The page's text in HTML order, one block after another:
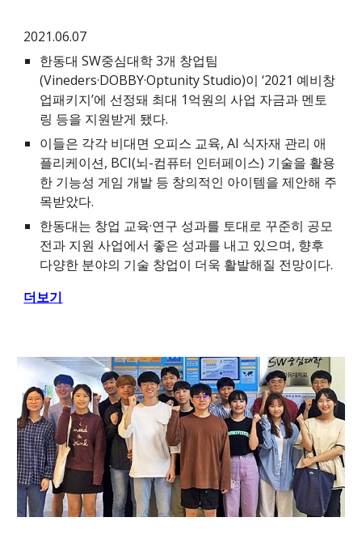
2021.06.07
한동대 SW중심대학 3개 창업팀
(Vineders·DOBBY·Optunity Studio)이 ‘2021 예비창
업패키지’에 선정돼 최대 1억원의 사업 자금과 멘토
링 등을 지원받게 됐다.
이들은 각각 비대면 오피스 교육, AI 식자재 관리 애
플리케이션, BCI(뇌-컴퓨터 인터페이스) 기술을 활용
한 기능성 게임 개발 등 창의적인 아이템을 제안해 주
목받았다.
한동대는 창업 교육·연구 성과를 토대로 꾸준히 공모
전과 지원 사업에서 좋은 성과를 내고 있으며, 향후
다양한 분야의 기술 창업이 더욱 활발해질 전망이다.
더보기